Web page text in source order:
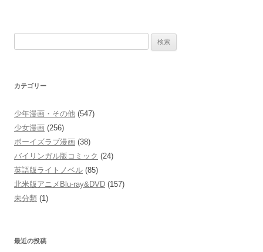
カテゴリー
少年漫画・その他 (547)
少女漫画 (256)
ボーイズラブ漫画 (38)
バイリンガル版コミック (24)
英語版ライトノベル (85)
北米版アニメBlu-ray&DVD (157)
未分類 (1)
最近の投稿